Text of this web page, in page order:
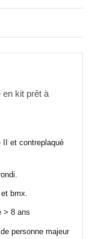
en kit prêt à
II et contreplaqué
bmx.
> 8 ans
personne majeur